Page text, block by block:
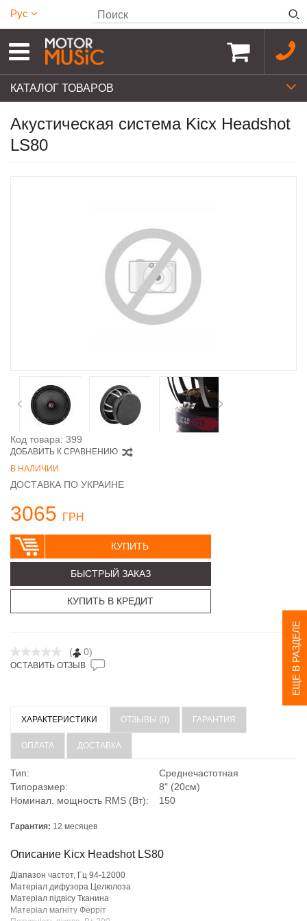
Рус
КАТАЛОГ ТОВАРОВ
ЕЩЕ В РАЗДЕЛЕ
Акустическая система Kicx Headshot
LS80
Код товара: 399
ДОБАВИТЬ К СРАВНЕНИЮ
В НАЛИЧИИ
ДОСТАВКА ПО УКРАИНЕ
3065 ГРН
КУПИТЬ
БЫСТРЫЙ ЗАКАЗ
КУПИТЬ В КРЕДИТ
( 0)
ОСТАВИТЬ ОТЗЫВ
ХАРАКТЕРИСТИКИ ОТЗЫВЫ (0) ГАРАНТИЯ
ОПЛАТА ДОСТАВКА
Тип:
Среднечастотная
Типоразмер:
8" (20см)
Номинал. мощность RMS (Вт):
150
Гарантия: 12 месяцев
Описание Kicx Headshot LS80
Діапазон частот, Гц 94-12000
Матеріал дифузора Целюлоза
Матеріал підвісу Тканина
Матеріал магніту Ферріт